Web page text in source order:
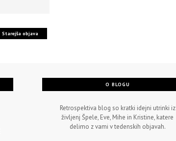
Starejša objava
O BLOGU
Retrospektiva blog so kratki idejni utrinki iz
življenj Špele, Eve, Mihe in Kristine, katere
delimo z vami v tedenskih objavah.